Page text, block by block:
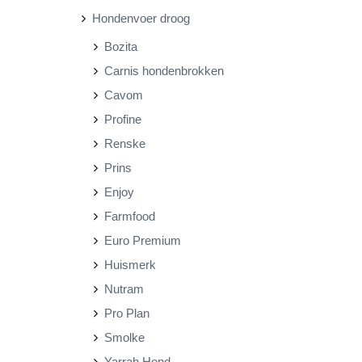
Hondenvoer droog
Bozita
Carnis hondenbrokken
Cavom
Profine
Renske
Prins
Enjoy
Farmfood
Euro Premium
Huismerk
Nutram
Pro Plan
Smolke